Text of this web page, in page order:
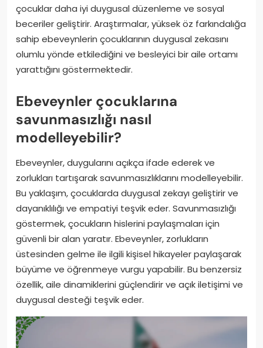
çocuklar daha iyi duygusal düzenleme ve sosyal
beceriler geliştirir. Araştırmalar, yüksek öz farkındalığa
sahip ebeveynlerin çocuklarının duygusal zekasını
olumlu yönde etkilediğini ve besleyici bir aile ortamı
yarattığını göstermektedir.
Ebeveynler çocuklarına
savunmasızlığı nasıl
modelleyebilir?
Ebeveynler, duygularını açıkça ifade ederek ve
zorlukları tartışarak savunmasızlıklarını modelleyebilir.
Bu yaklaşım, çocuklarda duygusal zekayı geliştirir ve
dayanıklılığı ve empatiyi teşvik eder. Savunmasızlığı
göstermek, çocukların hislerini paylaşmaları için
güvenli bir alan yaratır. Ebeveynler, zorlukların
üstesinden gelme ile ilgili kişisel hikayeler paylaşarak
büyüme ve öğrenmeye vurgu yapabilir. Bu benzersiz
özellik, aile dinamiklerini güçlendirir ve açık iletişimi ve
duygusal desteği teşvik eder.